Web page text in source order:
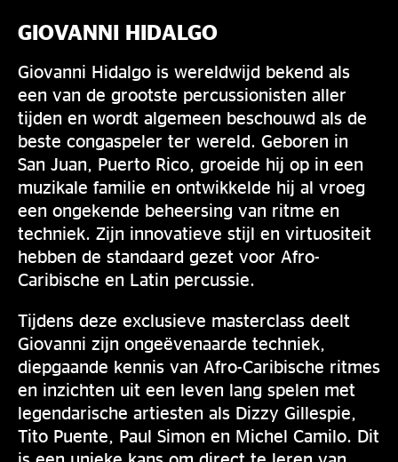
GIOVANNI HIDALGO
Giovanni Hidalgo is wereldwijd bekend als
een van de grootste percussionisten aller
tijden en wordt algemeen beschouwd als de
beste congaspeler ter wereld. Geboren in
San Juan, Puerto Rico, groeide hij op in een
muzikale familie en ontwikkelde hij al vroeg
een ongekende beheersing van ritme en
techniek. Zijn innovatieve stijl en virtuositeit
hebben de standaard gezet voor Afro-
Caribische en Latin percussie.
Tijdens deze exclusieve masterclass deelt
Giovanni zijn ongeëvenaarde techniek,
diepgaande kennis van Afro-Caribische ritmes
en inzichten uit een leven lang spelen met
legendarische artiesten als Dizzy Gillespie,
Tito Puente, Paul Simon en Michel Camilo. Dit